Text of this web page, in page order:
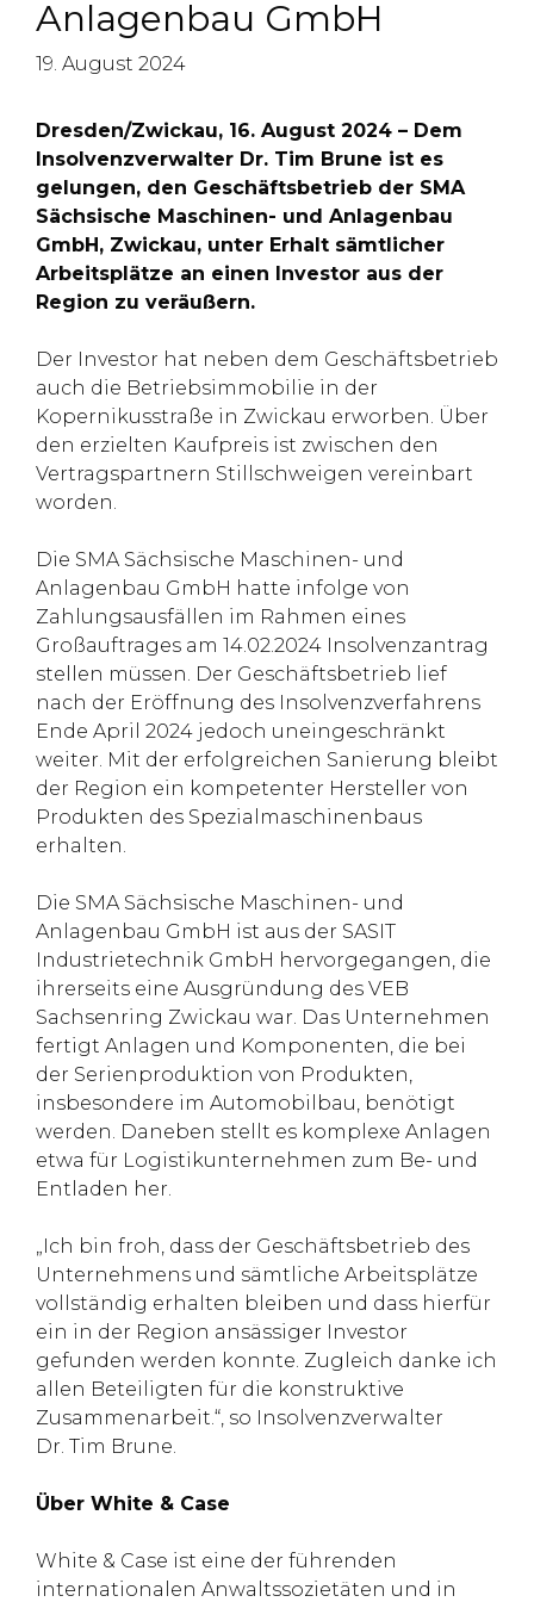
Anlagenbau GmbH
19. August 2024
Dresden/Zwickau, 16. August 2024 – Dem
Insolvenzverwalter Dr. Tim Brune ist es
gelungen, den Geschäftsbetrieb der SMA
Sächsische Maschinen- und Anlagenbau
GmbH, Zwickau, unter Erhalt sämtlicher
Arbeitsplätze an einen Investor aus der
Region zu veräußern.
Der Investor hat neben dem Geschäftsbetrieb
auch die Betriebsimmobilie in der
Kopernikusstraße in Zwickau erworben. Über
den erzielten Kaufpreis ist zwischen den
Vertragspartnern Stillschweigen vereinbart
worden.
Die SMA Sächsische Maschinen- und
Anlagenbau GmbH hatte infolge von
Zahlungsausfällen im Rahmen eines
Großauftrages am 14.02.2024 Insolvenzantrag
stellen müssen. Der Geschäftsbetrieb lief
nach der Eröffnung des Insolvenzverfahrens
Ende April 2024 jedoch uneingeschränkt
weiter. Mit der erfolgreichen Sanierung bleibt
der Region ein kompetenter Hersteller von
Produkten des Spezialmaschinenbaus
erhalten.
Die SMA Sächsische Maschinen- und
Anlagenbau GmbH ist aus der SASIT
Industrietechnik GmbH hervorgegangen, die
ihrerseits eine Ausgründung des VEB
Sachsenring Zwickau war. Das Unternehmen
fertigt Anlagen und Komponenten, die bei
der Serienproduktion von Produkten,
insbesondere im Automobilbau, benötigt
werden. Daneben stellt es komplexe Anlagen
etwa für Logistikunternehmen zum Be- und
Entladen her.
„Ich bin froh, dass der Geschäftsbetrieb des
Unternehmens und sämtliche Arbeitsplätze
vollständig erhalten bleiben und dass hierfür
ein in der Region ansässiger Investor
gefunden werden konnte. Zugleich danke ich
allen Beteiligten für die konstruktive
Zusammenarbeit.“, so Insolvenzverwalter
Dr. Tim Brune.
Über White & Case
White & Case ist eine der führenden
internationalen Anwaltssozietäten und in